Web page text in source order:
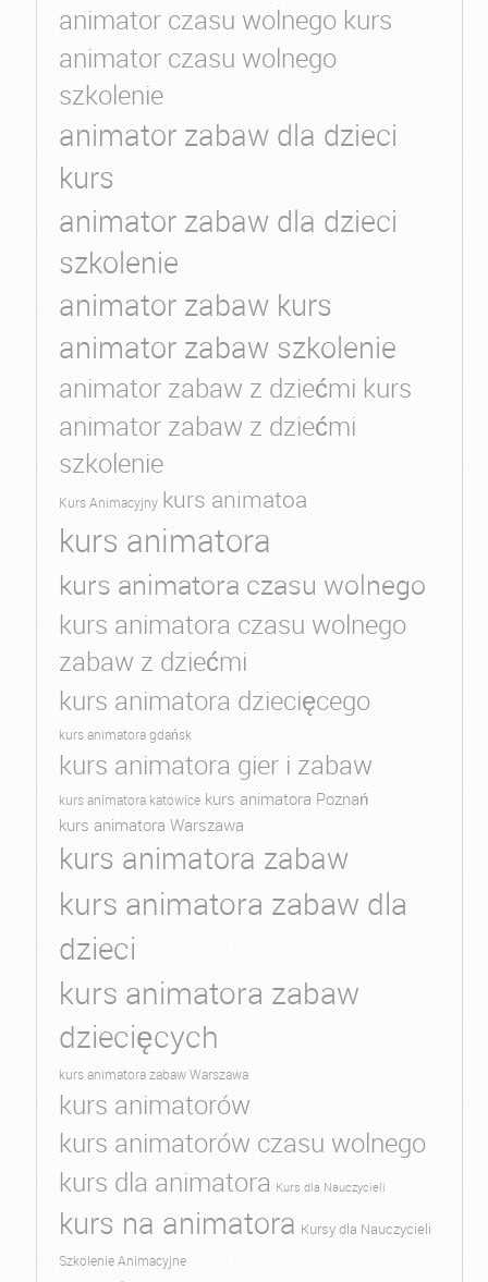
animator czasu wolnego kurs
animator czasu wolnego
szkolenie
animator zabaw dla dzieci
kurs
animator zabaw dla dzieci
szkolenie
animator zabaw kurs
animator zabaw szkolenie
animator zabaw z dziećmi kurs
animator zabaw z dziećmi
szkolenie
Kurs Animacyjny kurs animatoa
kurs animatora
kurs animatora czasu wolnego
kurs animatora czasu wolnego
zabaw z dziećmi
kurs animatora dziecięcego
kurs animatora gdańsk
kurs animatora gier i zabaw
kurs animatora katowice kurs animatora Poznań
kurs animatora Warszawa
kurs animatora zabaw
kurs animatora zabaw dla
dzieci
kurs animatora zabaw
dziecięcych
kurs animatora zabaw Warszawa
kurs animatorów
kurs animatorów czasu wolnego
kurs dla animatora Kurs dla Nauczycieli
kurs na animatora Kursy dla Nauczycieli
Szkolenie Animacyjne